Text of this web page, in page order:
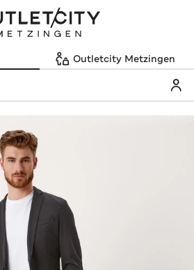
Outletcity Metzingen